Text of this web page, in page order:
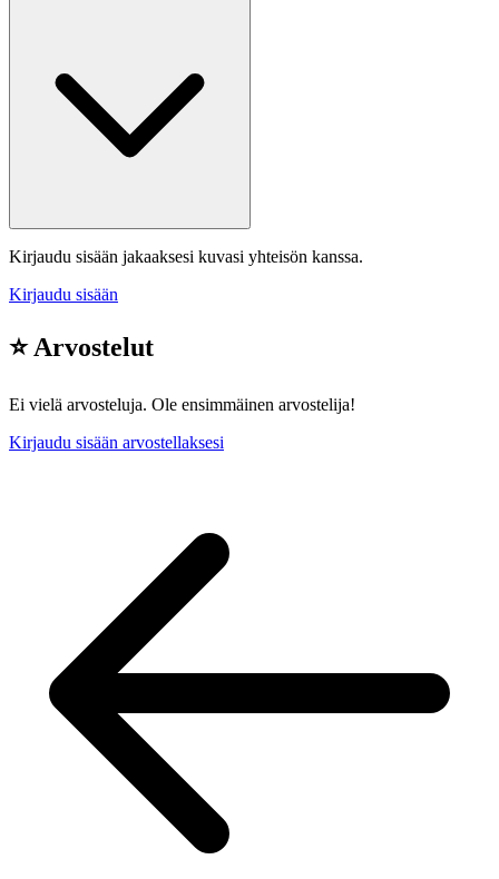
Kirjaudu sisään jakaaksesi kuvasi yhteisön kanssa.
Kirjaudu sisään
⭐ Arvostelut
Ei vielä arvosteluja. Ole ensimmäinen arvostelija!
Kirjaudu sisään arvostellaksesi